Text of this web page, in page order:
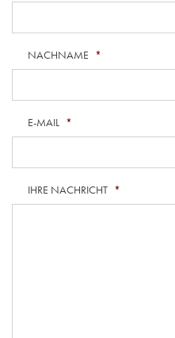
NACHNAME *
E-MAIL *
IHRE NACHRICHT *